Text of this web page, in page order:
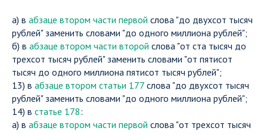
а) в абзаце втором части первой слова "до двухсот тысяч
рублей" заменить словами "до одного миллиона рублей";
б) в абзаце втором части второй слова "от ста тысяч до
трехсот тысяч рублей" заменить словами "от пятисот
тысяч до одного миллиона пятисот тысяч рублей";
13) в абзаце втором статьи 177 слова "до двухсот тысяч
рублей" заменить словами "до одного миллиона рублей";
14) в статье 178:
а) в абзаце втором части первой слова "от трехсот тысяч